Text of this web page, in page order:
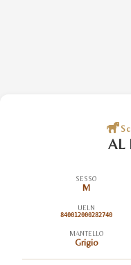
AL
SESSO
M
UELN
840012000282740
MANTELLO
Grigio